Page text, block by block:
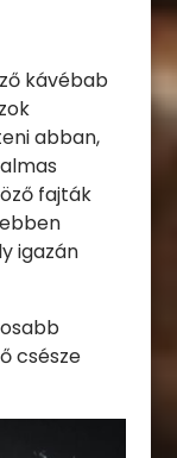
kávébab
abban,
fajták
igazán
csésze